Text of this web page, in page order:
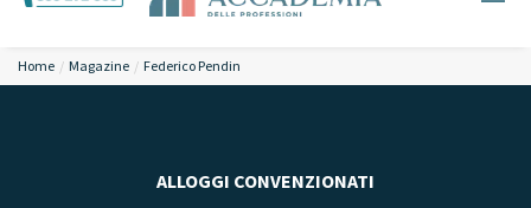
Home Magazine Federico Pendin
ALLOGGI CONVENZIONATI